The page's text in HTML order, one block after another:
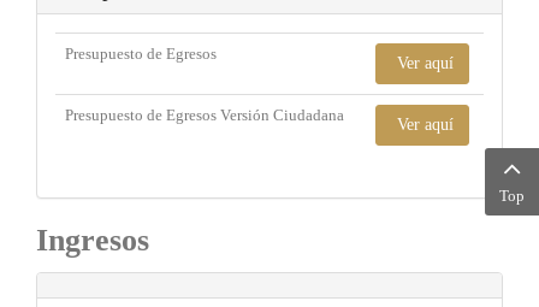
Presupuesto de Egresos
Ver aquí
Presupuesto de Egresos Versión Ciudadana
Ver aquí
Ingresos
Top